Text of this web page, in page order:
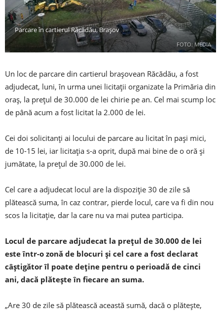
FOTO: MEDIA
Parcare în cartierul Răcădău, Brașov
Un loc de parcare din cartierul braşovean Răcădău, a fost
adjudecat, luni, în urma unei licitaţii organizate la Primăria din
oraş, la preţul de 30.000 de lei chirie pe an. Cel mai scump loc
de până acum a fost licitat la 2.000 de lei.
Cei doi solicitanţi ai locului de parcare au licitat în paşi mici,
de 10-15 lei, iar licitaţia s-a oprit, după mai bine de o oră şi
jumătate, la preţul de 30.000 de lei.
Cel care a adjudecat locul are la dispoziţie 30 de zile să
plătească suma, în caz contrar, pierde locul, care va fi din nou
scos la licitaţie, dar la care nu va mai putea participa.
Locul de parcare adjudecat la preţul de 30.000 de lei
este într-o zonă de blocuri şi cel care a fost declarat
câştigător îl poate deţine pentru o perioadă de cinci
ani, dacă plăteşte în fiecare an suma.
„Are 30 de zile să plătească această sumă, dacă o plăteşte,